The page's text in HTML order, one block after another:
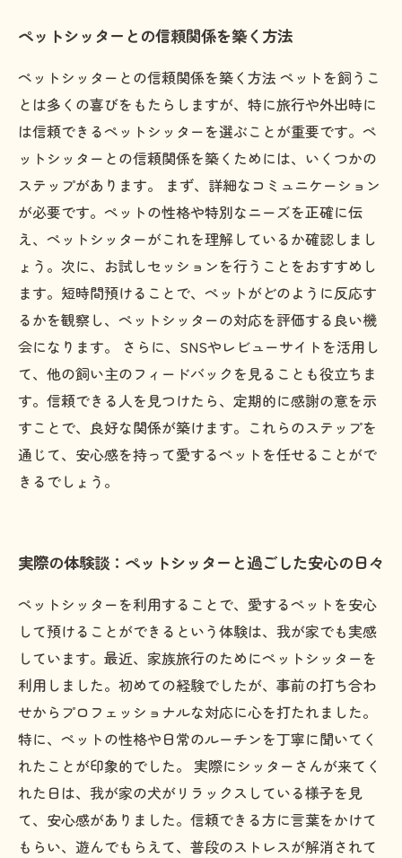
ペットシッターとの信頼関係を築く方法
ペットシッターとの信頼関係を築く方法 ペットを飼うこ
とは多くの喜びをもたらしますが、特に旅行や外出時に
は信頼できるペットシッターを選ぶことが重要です。ペ
ットシッターとの信頼関係を築くためには、いくつかの
ステップがあります。 まず、詳細なコミュニケーション
が必要です。ペットの性格や特別なニーズを正確に伝
え、ペットシッターがこれを理解しているか確認しまし
ょう。次に、お試しセッションを行うことをおすすめし
ます。短時間預けることで、ペットがどのように反応す
るかを観察し、ペットシッターの対応を評価する良い機
会になります。 さらに、SNSやレビューサイトを活用し
て、他の飼い主のフィードバックを見ることも役立ちま
す。信頼できる人を見つけたら、定期的に感謝の意を示
すことで、良好な関係が築けます。これらのステップを
通じて、安心感を持って愛するペットを任せることがで
きるでしょう。
実際の体験談：ペットシッターと過ごした安心の日々
ペットシッターを利用することで、愛するペットを安心
して預けることができるという体験は、我が家でも実感
しています。最近、家族旅行のためにペットシッターを
利用しました。初めての経験でしたが、事前の打ち合わ
せからプロフェッショナルな対応に心を打たれました。
特に、ペットの性格や日常のルーチンを丁寧に聞いてく
れたことが印象的でした。 実際にシッターさんが来てく
れた日は、我が家の犬がリラックスしている様子を見
て、安心感がありました。信頼できる方に言葉をかけて
もらい、遊んでもらえて、普段のストレスが解消されて